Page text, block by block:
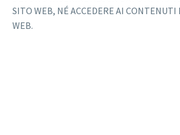
SITO WEB, NÉ ACCEDERE AI CONTENUTI
WEB.